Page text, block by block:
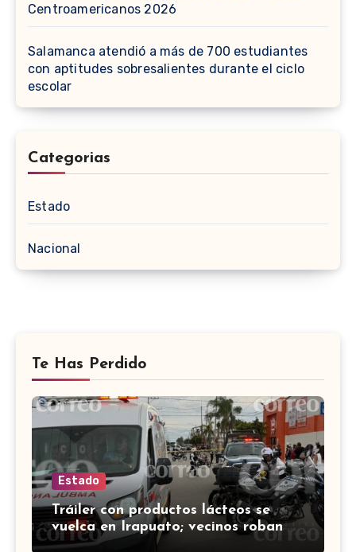
Centroamericanos 2026
Salamanca atendió a más de 700 estudiantes
con aptitudes sobresalientes durante el ciclo
escolar
Categorias
Estado
Nacional
Te Has Perdido
Estado
Tráiler con productos lácteos se
vuelca en Irapuato; vecinos roban
carga en lugar de auxiliar a heridos